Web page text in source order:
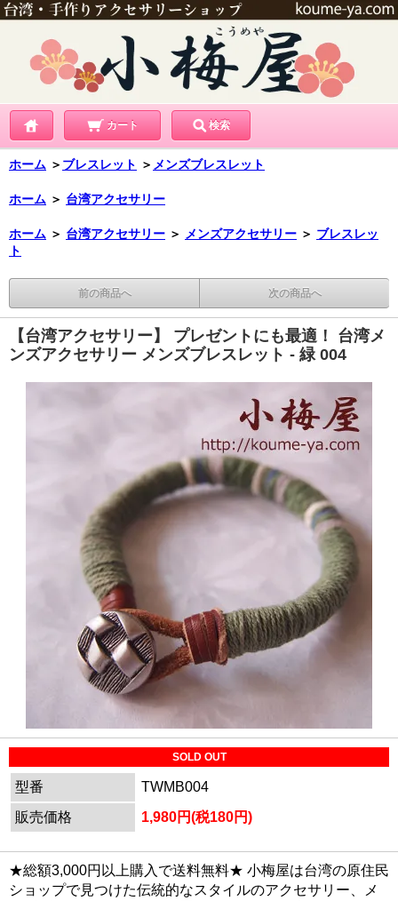
カート 検索
ホーム ＞ ブレスレット ＞ メンズブレスレット
ホーム ＞ 台湾アクセサリー
ホーム ＞ 台湾アクセサリー ＞ メンズアクセサリー ＞ ブレスレッ
ト
前の商品へ 次の商品へ
【台湾アクセサリー】 プレゼントにも最適！ 台湾メ
ンズアクセサリー メンズブレスレット - 緑 004
SOLD OUT
型番
TWMB004
販売価格
1,980円(税180円)
★総額3,000円以上購入で送料無料★ 小梅屋は台湾の原住民
ショップで見つけた伝統的なスタイルのアクセサリー、メ